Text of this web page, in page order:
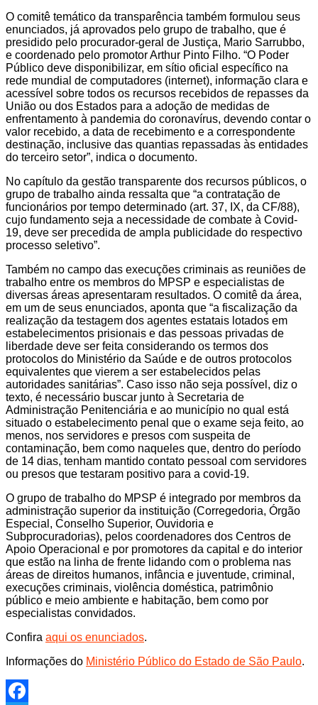
O comitê temático da transparência também formulou seus
enunciados, já aprovados pelo grupo de trabalho, que é
presidido pelo procurador-geral de Justiça, Mario Sarrubbo,
e coordenado pelo promotor Arthur Pinto Filho. “O Poder
Público deve disponibilizar, em sítio oficial específico na
rede mundial de computadores (internet), informação clara e
acessível sobre todos os recursos recebidos de repasses da
União ou dos Estados para a adoção de medidas de
enfrentamento à pandemia do coronavírus, devendo contar o
valor recebido, a data de recebimento e a correspondente
destinação, inclusive das quantias repassadas às entidades
do terceiro setor”, indica o documento.
No capítulo da gestão transparente dos recursos públicos, o
grupo de trabalho ainda ressalta que “a contratação de
funcionários por tempo determinado (art. 37, IX, da CF/88),
cujo fundamento seja a necessidade de combate à Covid-
19, deve ser precedida de ampla publicidade do respectivo
processo seletivo”.
Também no campo das execuções criminais as reuniões de
trabalho entre os membros do MPSP e especialistas de
diversas áreas apresentaram resultados. O comitê da área,
em um de seus enunciados, aponta que “a fiscalização da
realização da testagem dos agentes estatais lotados em
estabelecimentos prisionais e das pessoas privadas de
liberdade deve ser feita considerando os termos dos
protocolos do Ministério da Saúde e de outros protocolos
equivalentes que vierem a ser estabelecidos pelas
autoridades sanitárias”. Caso isso não seja possível, diz o
texto, é necessário buscar junto à Secretaria de
Administração Penitenciária e ao município no qual está
situado o estabelecimento penal que o exame seja feito, ao
menos, nos servidores e presos com suspeita de
contaminação, bem como naqueles que, dentro do período
de 14 dias, tenham mantido contato pessoal com servidores
ou presos que testaram positivo para a covid-19.
O grupo de trabalho do MPSP é integrado por membros da
administração superior da instituição (Corregedoria, Órgão
Especial, Conselho Superior, Ouvidoria e
Subprocuradorias), pelos coordenadores dos Centros de
Apoio Operacional e por promotores da capital e do interior
que estão na linha de frente lidando com o problema nas
áreas de direitos humanos, infância e juventude, criminal,
execuções criminais, violência doméstica, patrimônio
público e meio ambiente e habitação, bem como por
especialistas convidados.
Confira aqui os enunciados.
Informações do Ministério Público do Estado de São Paulo.